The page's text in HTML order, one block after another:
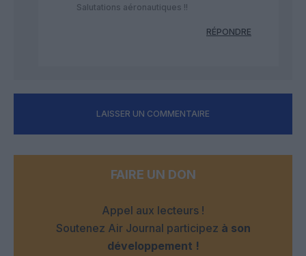
Salutations aéronautiques !!
RÉPONDRE
LAISSER UN COMMENTAIRE
FAIRE UN DON
Appel aux lecteurs !
Soutenez Air Journal participez à son
développement !